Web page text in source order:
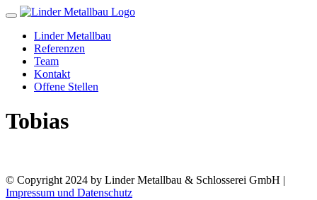
Toggle
navigationLinder Metallbau
Referenzen
Team
Kontakt
Offene Stellen
Tobias
© Copyright 2024 by Linder Metallbau & Schlosserei GmbH |
Impressum und Datenschutz